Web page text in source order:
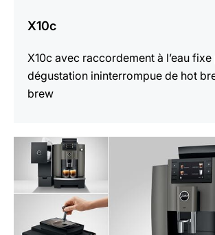
X10c
X10c avec raccordement à l’eau
dégustation ininterrompue de hot
brew